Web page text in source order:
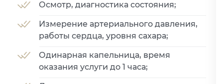
Осмотр, диагностика состояния;
Измерение артериального давления,
работы сердца, уровня сахара;
Одинарная капельница, время
оказания услуги до 1 часа;